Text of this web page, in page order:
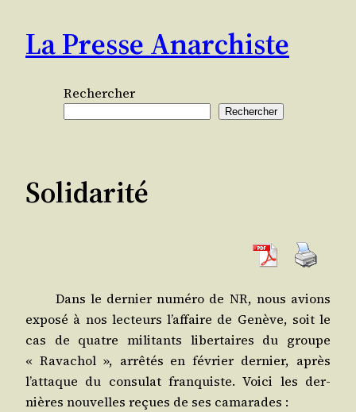
contenu
La Presse Anarchiste
Rechercher
Rechercher
Solidarité
Dans le der­nier numé­ro de NR, nous avions
expo­sé à nos lec­teurs l’affaire de Genève, soit le
cas de quatre mili­tants liber­taires du groupe
« Rava­chol », arrê­tés en février der­nier, après
l’attaque du consu­lat fran­quiste. Voi­ci les der­
nières nou­velles reçues de ses camarades :